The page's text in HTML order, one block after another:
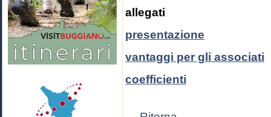
allegati
presentazione
vantaggi per gli associati
coefficienti